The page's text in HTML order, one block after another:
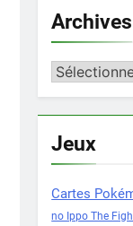
Archives
Archives
Jeux
Cartes
no Ippo The